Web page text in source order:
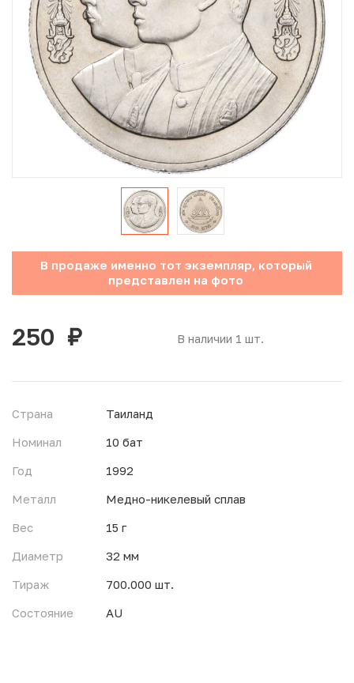
Юбилейные монеты Банка России (с 1999 года)
Памятные и инвестиционные монеты СССР и России
Иностранные монеты
Неофициальные выпуски монет (Unusual)
Античные и средневековые монеты
В продаже именно тот экземпляр, который
представлен на фото
В наличии 1 шт.
250 руб.
Страна
Таиланд
Номинал
10 бат
Год
1992
Металл
Медно-никелевый сплав
Вес
15 г
Диаметр
32 мм
Тираж
700.000 шт.
Состояние
AU